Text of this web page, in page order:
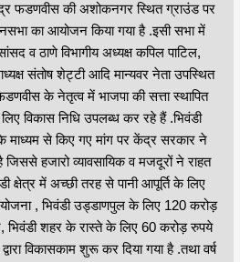
फडणवीस की अशोकनगर स्थित ग्राउंड पर
का आयोजन किया गया है .इसी सभा में
व ठाणे विभागीय अध्यक्ष कपिल पाटिल,
संतोष शेट्टी आदि मान्यवर नेता उपस्थित
के नेतृत्व में भाजपा की सत्ता स्थापित
विकास निधि उपलब्ध कर रहे हैं .भिवंडी
के माध्यम से किए गए मांग पर केंद्र सरकार ने
जिससे हजारो व्यावसायिक व मजदूरों ने राहत
क्षेत्र में अच्छी तरह से पानी आपूर्ति के लिए
, भिवंडी उड्डाणपुल के लिए 120 करोड़
शहर के रास्ते के लिए 60 करोड़ रुपये
विकासकाम शुरू कर दिया गया है .तथा वर्ष